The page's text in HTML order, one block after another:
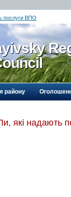
послуги ВПО
району
які надають